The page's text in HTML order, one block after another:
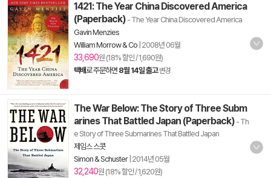
1421: The Year China Discovered America
(Paperback) - The Year China Discovered America
Gavin Menzies
William Morrow & Co 2008년 06월
33,690원 (18% 할인 / 1,690원)
택배로 주문하면 8월 14일 출고 변경
The War Below: The Story of Three Subm
arines That Battled Japan (Paperback) - Th
e Story of Three Submarines That Battled Japan
제임스 스콧
Simon & Schuster| 2014년 05월
32,240원 (18% 할인 / 1,620원)